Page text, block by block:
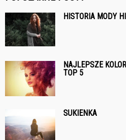
HISTORIA MODY
NAJLEPSZE
TOP 5
SUKIENKA